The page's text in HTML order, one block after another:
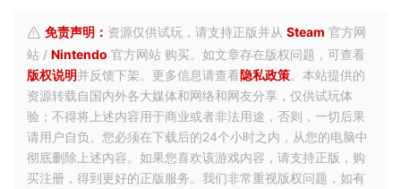
免责声明： 资源仅供试玩，请支持正版并从 Steam 官方网
站 / Nintendo 官方网站 购买。如文章存在版权问题，可查看
版权说明并反馈下架。更多信息请查看隐私政策。本站提供的
资源转载自国内外各大媒体和网络和网友分享，仅供试玩体
验；不得将上述内容用于商业或者非法用途，否则，一切后果
请用户自负。您必须在下载后的24个小时之内，从您的电脑中
彻底删除上述内容。如果您喜欢该游戏内容，请支持正版，购
买注册，得到更好的正版服务。我们非常重视版权问题，如有